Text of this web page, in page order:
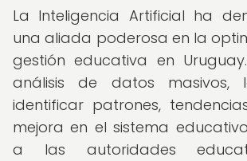
La Inteligencia Artificial ha
una aliada poderosa en la
gestión educativa en
análisis de datos masivos,
identificar patrones,
mejora en el sistema
a las autoridades